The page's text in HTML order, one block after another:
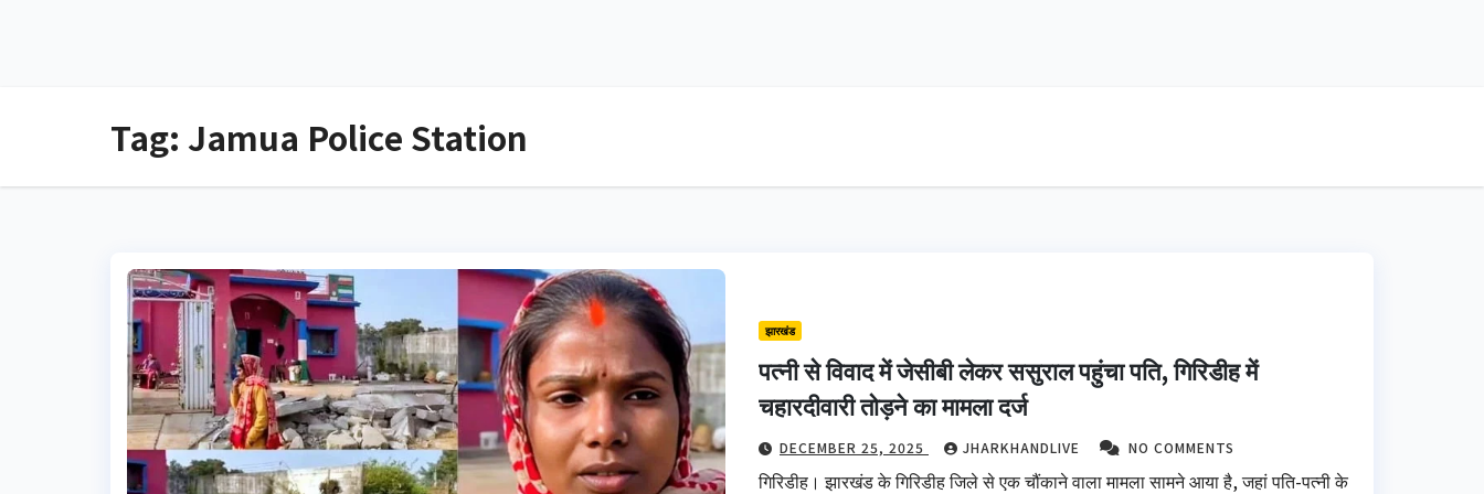
Tag: Jamua Police Station
झारखंड
पत्नी से विवाद में जेसीबी लेकर ससुराल पहुंचा पति, गिरिडीह में
चहारदीवारी तोड़ने का मामला दर्ज
DECEMBER 25, 2025 JHARKHANDLIVE NO COMMENTS
गिरिडीह। झारखंड के गिरिडीह जिले से एक चौंकाने वाला मामला सामने आया है, जहां पति-पत्नी के